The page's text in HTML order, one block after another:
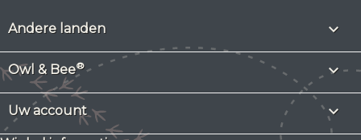
Andere landen 
Owl & Bee® 
Uw account 